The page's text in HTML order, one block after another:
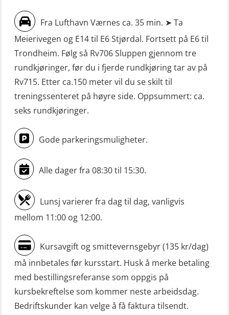
Livbåtfører grunnkurs m/E-læring
FF1200 simulator (OSEBLE007)
Livbåtfører grunnkurs m/E-læring
FF48 og FF1000D (OSEBLE004)
Livbåtfører grunnkurs m/E-læring
Konvensjonell livbåt (OSEBLE005)
Livbåtfører konvensjonell livbåt –
grunnleggende (OSE135)
Livbåtfører konvensjonell repetisjon
(OSE1361)
repetisjon (OSE106)
Livbåtfører sliskelivbåt repetisjon
(OSE1301)
Livbåtfører sliskestuplivbåt –
grunnleggende (OSE129)
Mann-Over-Bord (hurtiggående) liten
båt m/mørkekjøring – grunnleggende
Sikkerhetskurs for ansatte på
oppdrettsanlegg (LBS100)
Sjøfolk med særskilte sikringsplikter
(MBS1191)
Ulykkesgransking – Webinar (LSP103)
VHF / SRC 2 dager (ORC104)
Videregående sikkerhetsopplæring
for skipsoffiserer (MBS100)
Fra Lufthavn Værnes ca. 35 min. ➤ Ta
Meierivegen og E14 til E6 Stjørdal. Fortsett på E6 til
Trondheim. Følg så Rv706 Sluppen gjennom tre
rundkjøringer, før du i fjerde rundkjøring tar av på
Rv715. Etter ca.150 meter vil du se skilt til
treningssenteret på høyre side. Oppsummert: ca.
seks rundkjøringer.
Gode parkeringsmuligheter.
Alle dager fra 08:30 til 15:30.
Lunsj varierer fra dag til dag, vanligvis
mellom 11:00 og 12:00.
Kursavgift og smittevernsgebyr (135 kr/dag)
må innbetales før kursstart. Husk å merke betaling
med bestillingsreferanse som oppgis på
kursbekreftelse som kommer neste arbeidsdag.
Bedriftskunder kan velge å få faktura tilsendt.